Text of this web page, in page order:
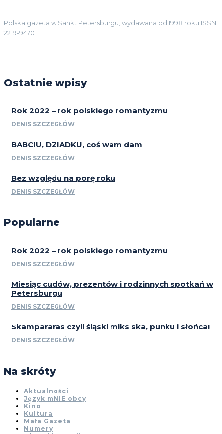
Polska gazeta w Sankt Petersburgu, wydawana od 1998 roku.ISSN
2219-9470
Ostatnie wpisy
Rok 2022 – rok polskiego romantyzmu
DENIS SZCZEGŁÓW
BABCIU, DZIADKU, coś wam dam
DENIS SZCZEGŁÓW
Bez względu na porę roku
DENIS SZCZEGŁÓW
Popularne
Rok 2022 – rok polskiego romantyzmu
DENIS SZCZEGŁÓW
Miesiąc cudów, prezentów i rodzinnych spotkań w
Petersburgu
DENIS SZCZEGŁÓW
Skampararas czyli śląski miks ska, punku i słońca!
DENIS SZCZEGŁÓW
Na skróty
Aktualności
Język mNIE obcy
Kino
Kultura
Mała Gazeta
Numery